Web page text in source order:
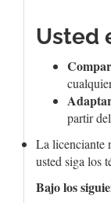
Usted
partir
La licenciante
usted siga los
Bajo los